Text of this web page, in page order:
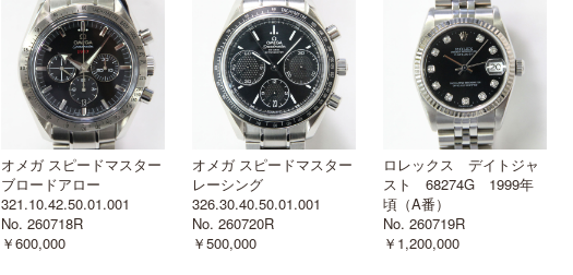
オメガ スピードマスター
ブロードアロー
321.10.42.50.01.001
No. 260718R
￥600,000
オメガ スピードマスター
レーシング
326.30.40.50.01.001
No. 260720R
￥500,000
ロレックス デイトジャ
スト 68274G 1999年
頃（A番）
No. 260719R
￥1,200,000